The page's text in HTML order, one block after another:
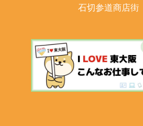
石切参道商店街